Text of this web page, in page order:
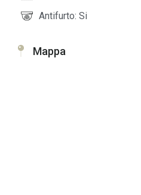
Antifurto: Si
Mappa